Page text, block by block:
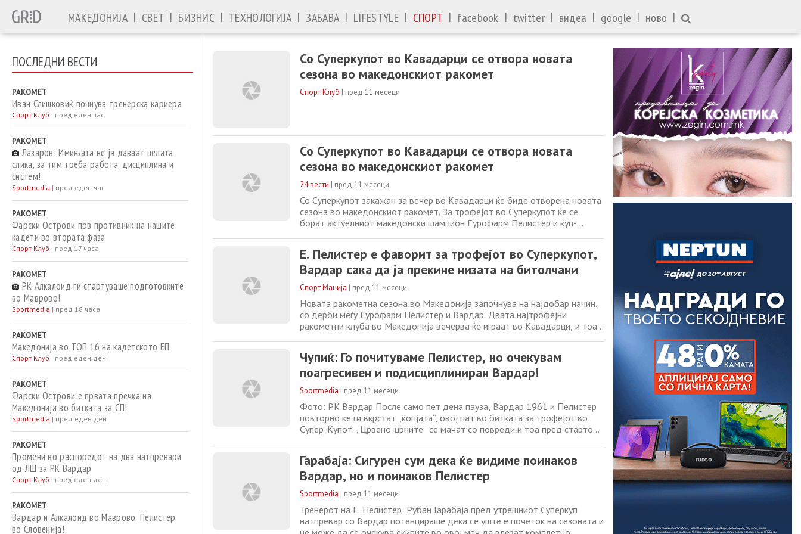
МАКЕДОНИЈА | СВЕТ | БИЗНИС | ТЕХНОЛОГИЈА | ЗАБАВА | LIFESTYLE | СПОРТ | facebook | twitter | видеа | google | ново |
ПОСЛЕДНИ ВЕСТИ
РАКОМЕТ
Иван Слишковиќ почнува тренерска кариера
Спорт Клуб | пред еден час
РАКОМЕТ
Лазаров: Имињата не ја даваат целата
слика, за тим треба работа, дисциплина и
систем!
Sportmedia | пред еден час
РАКОМЕТ
Фарски Острови прв противник на нашите
кадети во втората фаза
Спорт Клуб | пред 17 часа
РАКОМЕТ
РК Алкалоид ги стартуваше подготовките
во Маврово!
Sportmedia | пред 18 часа
РАКОМЕТ
Македонија во ТОП 16 на кадетското ЕП
Спорт Клуб | пред еден ден
РАКОМЕТ
Фарски Острови е првата пречка на
Македонија во битката за СП!
Sportmedia | пред еден ден
РАКОМЕТ
Промени во распоредот на два натпревари
од ЛШ за РК Вардар
Спорт Клуб | пред еден ден
РАКОМЕТ
Вардар и Алкалоид во Маврово, Пелистер
во Словенија!
Со Суперкупот во Кавадарци се отвора новата
сезона во македонскиот ракомет
Спорт Клуб | пред 11 месеци
Со Суперкупот во Кавадарци се отвора новата
сезона во македонскиот ракомет
24 вести | пред 11 месеци
Со Суперкупот закажан за вечер во Кавадарци ќе биде отворена новата
сезона во македонскиот ракомет. За трофејот во Суперкупот ќе се
борат актуелниот македонски шампион Еурофарм Пелистер и куп-
подобрата форма влегуваат
Е. Пелистер е фаворит за трофејот во Суперкупот,
Вардар сака да ја прекине низата на битолчани
Спорт Манија | пред 11 месеци
Новата ракометна сезона во Македонија започнува на најдобар начин,
со дерби меѓу Еурофарм Пелистер и Вардар. Двата најтрофејни
ракометни клуба во Македонија вечерва ќе играат во Кавадарци, и тоа
секогаш владее голема неизвесност,
Чупиќ: Го почитуваме Пелистер, но очекувам
поагресивен и подисциплиниран Вардар!
Sportmedia | пред 11 месеци
Фото: РК Вардар После само пет дена пауза, Вардар 1961 и Пелистер
повторно ќе ги вкрстат „копјата“, овој пат во битката за трофејот во
Супер-Купот. „Црвено-црните“ се мачат со повреди и тоа пред стартот
пехар, Вардар
Гарабаја: Сигурен сум дека ќе видиме поинаков
Вардар, но и поинаков Пелистер
Sportmedia | пред 11 месеци
Тренерот на Е. Пелистер, Рубан Гарабаја пред утрешниот Суперкуп
натпревар со Вардар потенцираше дека се уште е почеток на сезоната и